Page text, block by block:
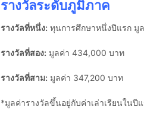
รางวัลระดับภูมิภาค
รางวัลที่หนึ่ง: ทุนการศึกษาหนึ่งปีแรก มู
รางวัลที่สอง: มูลค่า 434,000 บาท
รางวัลที่สาม: มูลค่า 347,200 บาท
*มูลค่ารางวัลขึ้นอยู่กับค่าเล่าเรียนในปี